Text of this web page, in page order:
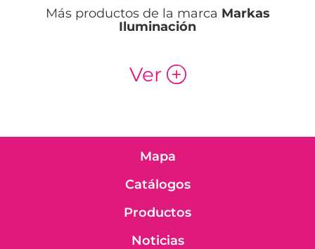
Más productos de la marca Markas
Iluminación
Ver p
Mapa
Catálogos
Productos
Noticias